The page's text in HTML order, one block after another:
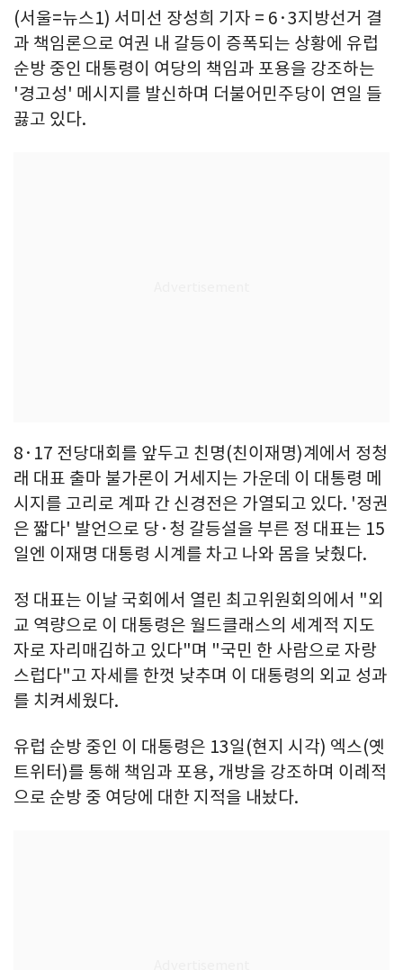
(서울=뉴스1) 서미선 장성희 기자 = 6·3지방선거 결
과 책임론으로 여권 내 갈등이 증폭되는 상황에 유럽
순방 중인 대통령이 여당의 책임과 포용을 강조하는
'경고성' 메시지를 발신하며 더불어민주당이 연일 들
끓고 있다.
8·17 전당대회를 앞두고 친명(친이재명)계에서 정청
래 대표 출마 불가론이 거세지는 가운데 이 대통령 메
시지를 고리로 계파 간 신경전은 가열되고 있다. '정권
은 짧다' 발언으로 당·청 갈등설을 부른 정 대표는 15
일엔 이재명 대통령 시계를 차고 나와 몸을 낮췄다.
정 대표는 이날 국회에서 열린 최고위원회의에서 "외
교 역량으로 이 대통령은 월드클래스의 세계적 지도
자로 자리매김하고 있다"며 "국민 한 사람으로 자랑
스럽다"고 자세를 한껏 낮추며 이 대통령의 외교 성과
를 치켜세웠다.
유럽 순방 중인 이 대통령은 13일(현지 시각) 엑스(옛
트위터)를 통해 책임과 포용, 개방을 강조하며 이례적
으로 순방 중 여당에 대한 지적을 내놨다.